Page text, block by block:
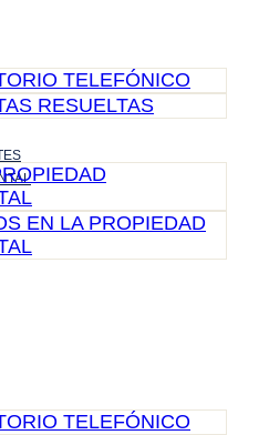
TELEFÓNICO
RESUELTAS
EN LA PROPIEDAD
TELEFÓNICO